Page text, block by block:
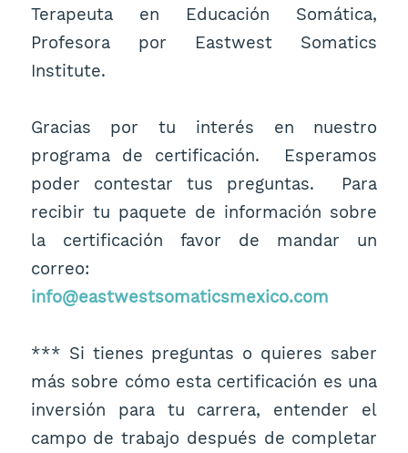
Terapeuta en Educación Somática,
Profesora por Eastwest Somatics
Institute.
Gracias por tu interés en nuestro
programa de certificación. Esperamos
poder contestar tus preguntas. Para
recibir tu paquete de información sobre
la certificación favor de mandar un
correo:
info@eastwestsomaticsmexico.com
*** Si tienes preguntas o quieres saber
más sobre cómo esta certificación es una
inversión para tu carrera, entender el
campo de trabajo después de completar